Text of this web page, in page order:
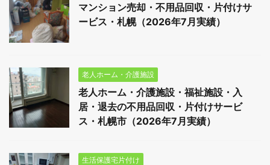
マンション売却・不用品回収・片付けサ
ービス・札幌（2026年7月実績）
老人ホーム・介護施設
老人ホーム・介護施設・福祉施設・入
居・退去の不用品回収・片付けサービ
ス・札幌市（2026年7月実績）
生活保護宅片付け